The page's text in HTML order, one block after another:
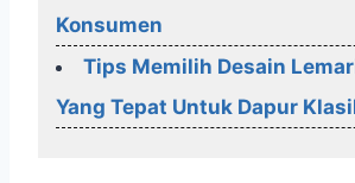
Konsumen
Tips Memilih Desain
Yang Tepat Untuk Dapur